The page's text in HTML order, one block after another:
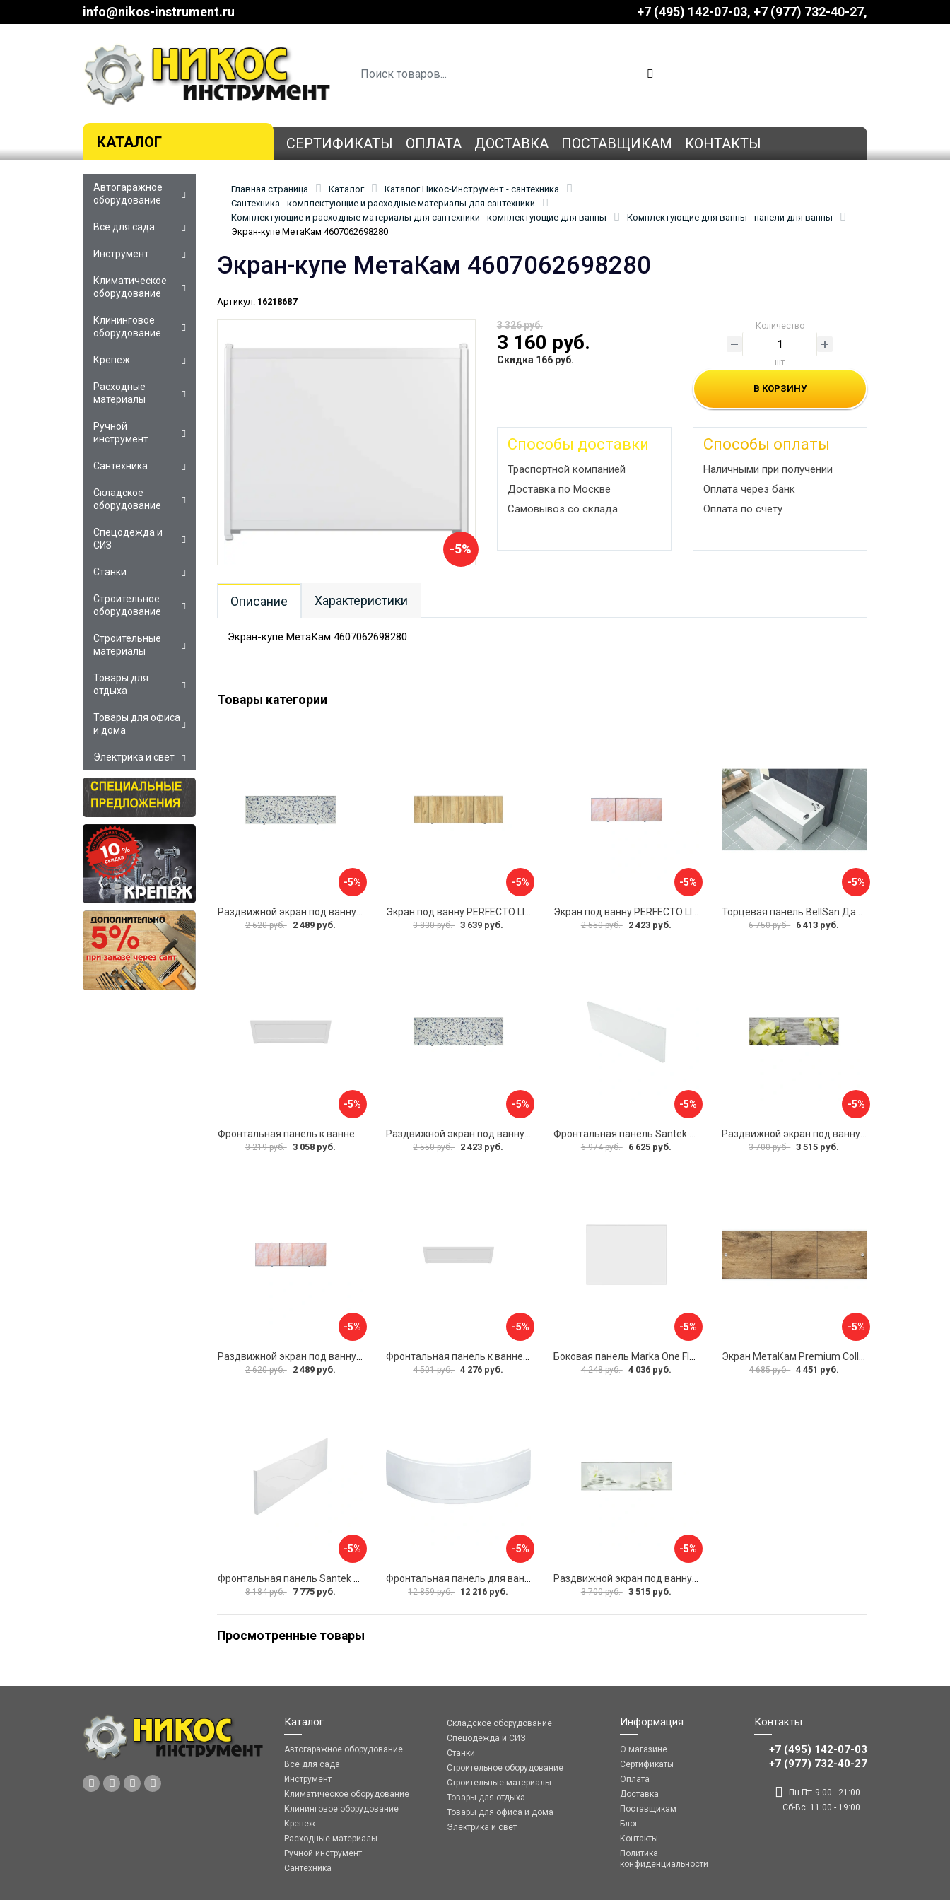
info@nikos-instrument.ru +7 (495) 142-07-03 ‎‎+7 (977) 732-40-27
КАТАЛОГ СЕРТИФИКАТЫ ОПЛАТА ДОСТАВКА ПОСТАВЩИКАМ КОНТАКТЫ
Главная страница Каталог
Каталог Никос-Инструмент - сантехника
Сантехника - комплектующие и расходные материалы для сантехники
Комплектующие и расходные материалы для сантехники - комплектующие для ванны
Комплектующие для ванны - панели для ванны
Экран-купе МетаКам 4607062698280
Экран-купе МетаКам 4607062698280
Артикул: 16218687
-5%
3 326 руб.
3 160 руб.
Скидка 166 руб.
Количество
шт
В КОРЗИНУ
Способы доставки
Траспортной компанией
Доставка по Москве
Самовывоз со склада
Способы оплаты
Наличными при получении
Оплата через банк
Оплата по счету
Описание Характеристики
Экран-купе МетаКам 4607062698280
Товары категории
-5%
2 620 руб. 2 489 руб.
-5%
3 830 руб. 3 639 руб.
-5%
2 550 руб. 2 423 руб.
-5%
6 750 руб. 6 413 руб.
-5%
Фронтальная панель к ванне Мия Aquatek 00000089315
3 219 руб. 3 058 руб.
-5%
Раздвижной экран под ванну PERFECTO LINEA 36-001511
2 550 руб. 2 423 руб.
-5%
Фронтальная панель Santek 1.WH30.2.498 00000067322
6 974 руб. 6 625 руб.
-5%
Раздвижной экран под ванну PERFECTO LINEA 36-031509
3 700 руб. 3 515 руб.
-5%
2 620 руб. 2 489 руб.
-5%
4 501 руб. 4 276 руб.
-5%
4 248 руб. 4 036 руб.
-5%
4 685 руб. 4 451 руб.
-5%
8 184 руб. 7 775 руб.
-5%
12 859 руб. 12 216 руб.
-5%
3 700 руб. 3 515 руб.
Просмотренные товары
Автогаражное
оборудование
Все для сада
Инструмент
Климатическое
оборудование
Клининговое
оборудование
Крепеж
Расходные
материалы
Ручной
инструмент
Сантехника
Складское
оборудование
Спецодежда и
СИЗ
Станки
Строительное
оборудование
Строительные
материалы
Товары для
отдыха
Товары для офиса
и дома
Электрика и свет
Каталог
Автогаражное оборудование
Все для сада
Инструмент
Климатическое оборудование
Клининговое оборудование
Крепеж
Расходные материалы
Ручной инструмент
Сантехника
Складское оборудование
Спецодежда и СИЗ
Станки
Строительное оборудование
Строительные материалы
Товары для отдыха
Товары для офиса и дома
Электрика и свет
Информация
О магазине
Сертификаты
Оплата
Доставка
Поставщикам
Блог
Контакты
Политика
конфиденциальности
Контакты
+7 (495) 142-07-03
‎‎+7 (977) 732-40-27
Пн-Пт: 9:00 - 21:00
Сб-Вс: 11:00 - 19:00